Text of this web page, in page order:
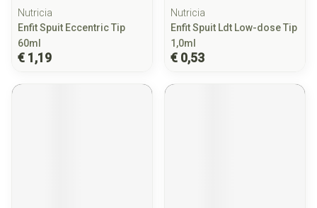
Nutricia
Enfit Spuit Eccentric Tip
60ml
€ 1,19
Nutricia
Enfit Spuit Ldt Low-dose Tip
1,0ml
€ 0,53